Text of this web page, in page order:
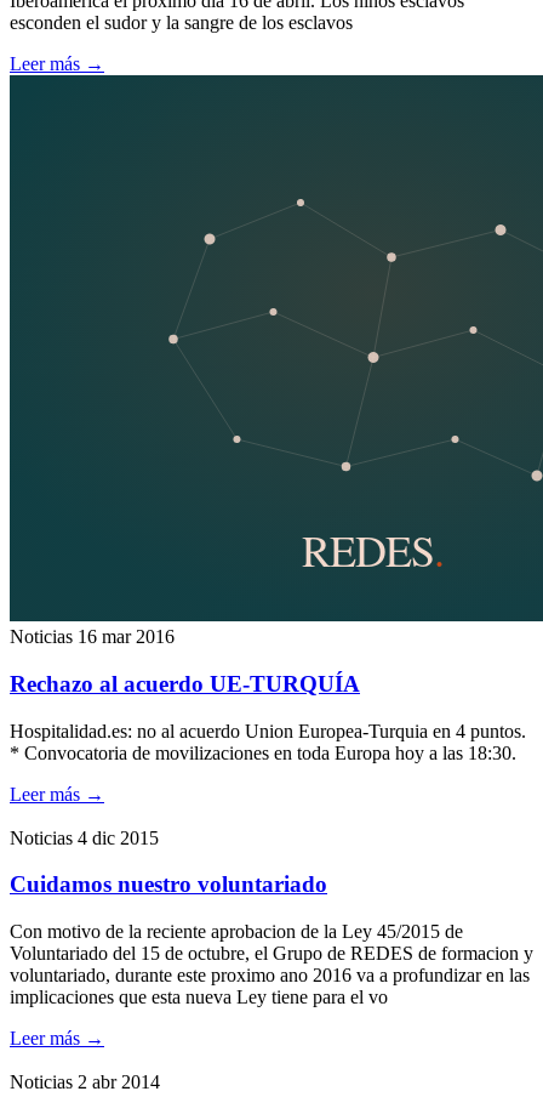
esconden el sudor y la sangre de los esclavos
Leer más →
Noticias 16 mar 2016
Rechazo al acuerdo UE-TURQUÍA
Hospitalidad.es: no al acuerdo Union Europea-Turquia en 4 puntos.
* Convocatoria de movilizaciones en toda Europa hoy a las 18:30.
Leer más →
Noticias 4 dic 2015
Cuidamos nuestro voluntariado
Con motivo de la reciente aprobacion de la Ley 45/2015 de
Voluntariado del 15 de octubre, el Grupo de REDES de formacion y
voluntariado, durante este proximo ano 2016 va a profundizar en las
implicaciones que esta nueva Ley tiene para el vo
Leer más →
Noticias 2 abr 2014